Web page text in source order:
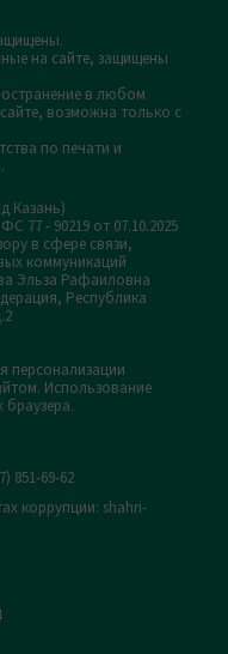
на сайте, защищены
в любом
возможна только с
по печати и
Казань)
77 - 90219 от 07.10.2025
в сфере связи,
коммуникаций
Эльза Рафаиловна
Республика
персонализации
Использование
851-69-62
коррупции: shahri-